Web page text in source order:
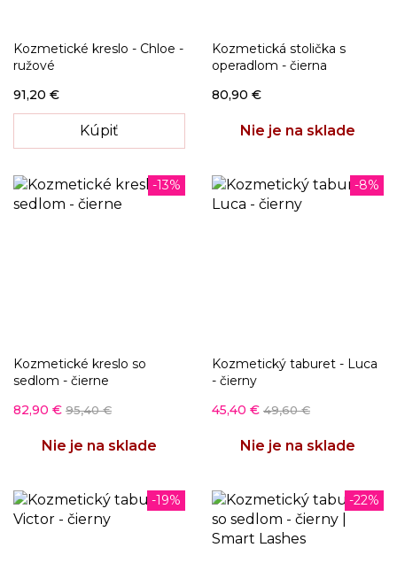
Kozmetické kreslo - Chloe -
ružové
91,20 €
Kúpiť
Kozmetická stolička s
operadlom - čierna
80,90 €
Nie je na sklade
-13%
Kozmetické kreslo so
sedlom - čierne
82,90 € 95,40 €
Nie je na sklade
-8%
Kozmetický taburet - Luca
- čierny
45,40 € 49,60 €
Nie je na sklade
-19% -22%